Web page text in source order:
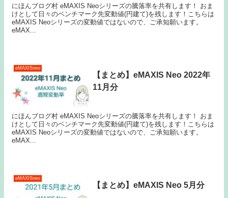
にほんブログ村 eMAXIS Neoシリーズの騰落率を共有します！ おま
けとして日々のベンチマーク先変動値(円建て)を残します！こちらは
eMAXIS Neoシリーズの変動値ではないので、ご承知願います。
eMAX...
eMAXISneo
【まとめ】eMAXIS Neo 2022年
11月分
にほんブログ村 eMAXIS Neoシリーズの騰落率を共有します！ おま
けとして日々のベンチマーク先変動値(円建て)を残します！こちらは
eMAXIS Neoシリーズの変動値ではないので、ご承知願います。
eMAX...
eMAXISneo
【まとめ】eMAXIS Neo 5月分